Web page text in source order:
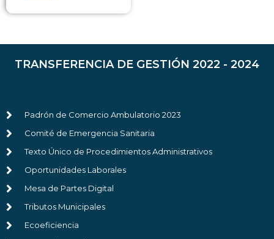
TRANSFERENCIA DE GESTIÓN 2022 - 2024
Padrón de Comercio Ambulatorio 2023
Comité de Emergencia Sanitaria
Texto Único de Procedimientos Administrativos
Oportunidades Laborales
Mesa de Partes Digital
Tributos Municipales
Ecoeficiencia